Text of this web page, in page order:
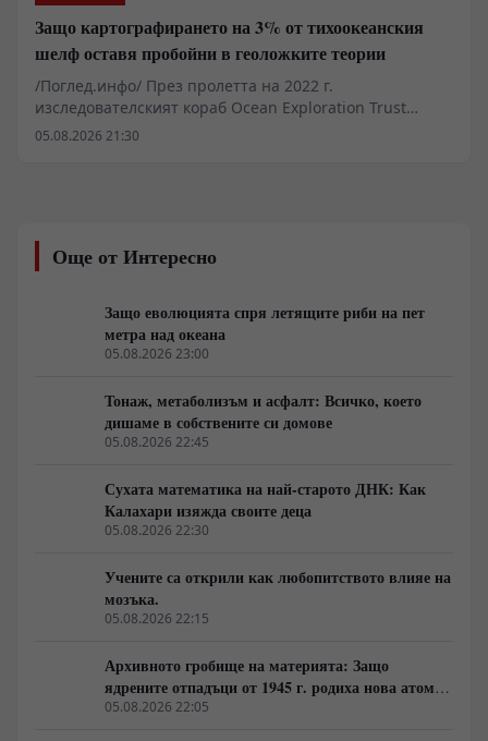
Защо картографирането на 3% от тихоокеанския
шелф оставя пробойни в геоложките теории
/Поглед.инфо/ През пролетта на 2022 г.
изследователският кораб Ocean Exploration Trust
Nautilus заснема на дълбочина около един километър
генерира медиен шум. Лабораторният и архивният
анализ обаче сочат класически термичен шок при
желязо-манганови утаечни кори. Докато медиите
търсят изчезнали цивилизации, реалният проблем се
крие в логистиката и факта, че над деветдесет
некартографирано.
05.08.2026 21:30
Още от Интересно
Защо еволюцията спря летящите риби на пет
метра над океана
05.08.2026 23:00
Тонаж, метаболизъм и асфалт: Всичко, което
дишаме в собствените си домове
05.08.2026 22:45
Сухата математика на най-старото ДНК: Как
Калахари изяжда своите деца
05.08.2026 22:30
Учените са открили как любопитството влияе на
мозъка.
05.08.2026 22:15
Архивното гробище на материята: Защо
ядрените отпадъци от 1945 г. родиха нова атомна
архитектура
05.08.2026 22:05